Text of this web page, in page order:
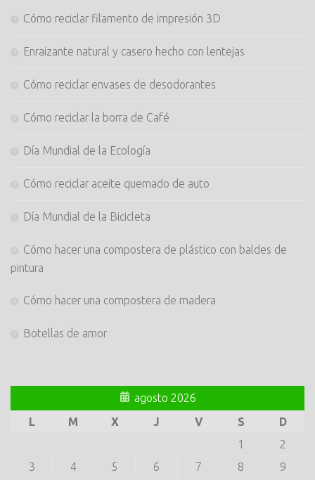
Cómo reciclar filamento de impresión 3D
Enraizante natural y casero hecho con lentejas
Cómo reciclar envases de desodorantes
Cómo reciclar la borra de Café
Día Mundial de la Ecología
Cómo reciclar aceite quemado de auto
Día Mundial de la Bicicleta
Cómo hacer una compostera de plástico con baldes de
pintura
Cómo hacer una compostera de madera
Botellas de amor
agosto 2026
L
M X J V S
D
1
2
3
4 5 6 7 8
9